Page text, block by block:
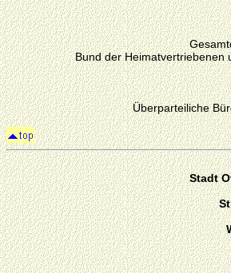
Bund der Heimatvertriebenen
Überparteiliche
Stadt